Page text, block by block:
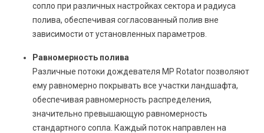
сопло при различных настройках сектора и радиуса
полива, обеспечивая согласованный полив вне
зависимости от установленных параметров.
Равномерность полива
Различные потоки дождевателя MP Rotator позволяют
ему равномерно покрывать все участки ландшафта,
обеспечивая равномерность распределения,
значительно превышающую равномерность
стандартного сопла. Каждый поток направлен на